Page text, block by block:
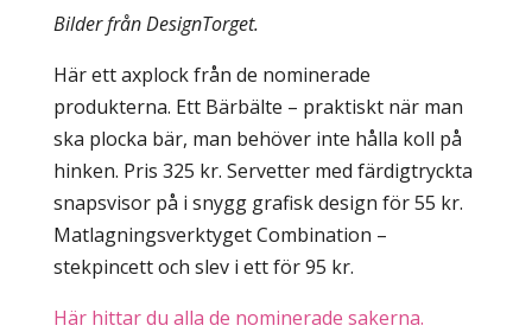
Bilder från DesignTorget.
Här ett axplock från de nominerade
produkterna. Ett Bärbälte – praktiskt när man
ska plocka bär, man behöver inte hålla koll på
hinken. Pris 325 kr. Servetter med färdigtryckta
snapsvisor på i snygg grafisk design för 55 kr.
Matlagningsverktyget Combination –
stekpincett och slev i ett för 95 kr.
Här hittar du alla de nominerade sakerna.